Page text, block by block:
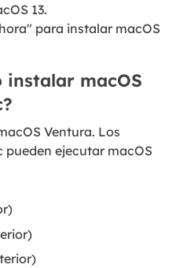
13.
para instalar macOS
instalar macOS
Ventura. Los
pueden ejecutar macOS